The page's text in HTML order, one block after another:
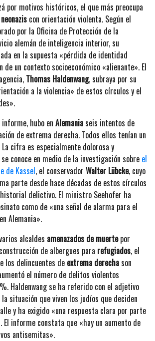
por motivos históricos, el que más preocupa
neonazis con orientación violenta. Según el
por la Oficina de Protección de la
alemán de inteligencia interior, su
en la supuesta «pérdida de identidad
de un contexto socioeconómico «alienante». El
Thomas Haldenwang, subraya por su
a la violencia» de estos círculos y el
hubo en Alemaniaseis intentos de
de extrema derecha. Todos ellos tenían un
La cifra es especialmente dolorosa y
conoce en medio de la investigación sobre el
de Kassel, el conservador Walter Lübcke, cuyo
parte desde hace décadas de estos círculos
delictivo. El ministro Seehofer ha
como de «una señal de alarma para el
Alemania».
alcaldes amenazados de muertepor
de albergues para refugiados, el
los delincuentes de extrema derechason
el número de delitos violentos
Haldenwang se ha referido con el adjetivo
situación que viven los judíos que deciden
y ha exigido «una respuesta clara por parte
El informe constata que «hay un aumento de
antisemitas».